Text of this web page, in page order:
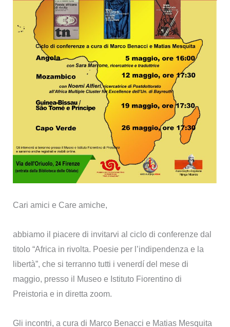
Cari amici e Care amiche,
abbiamo il piacere di invitarvi al ciclo di conferenze dal
titolo “Africa in rivolta. Poesie per l’indipendenza e la
libertà”, che si terranno tutti i venerdí del mese di
maggio, presso il Museo e Istituto Fiorentino di
Preistoria e in diretta zoom.
Gli incontri, a cura di Marco Benacci e Matias Mesquita